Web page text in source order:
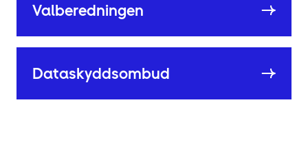
Valberedningen
Dataskyddsombud